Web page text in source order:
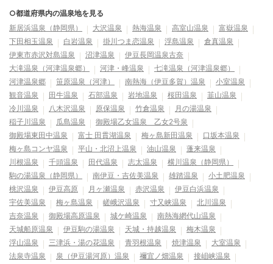
○都道府県内の温泉地を見る
新居浜温泉（静岡県）
大沢温泉 熱海温泉 高室山温泉
富嶽温泉
下田相玉温泉
白岩温泉 掛川つま恋温泉 浮島温泉
倉真温泉
伊東市赤沢対島温泉
沼津温泉
伊豆長岡温泉古奈
大滝温泉（河津温泉郷）
河津・峰温泉
七滝温泉（河津温泉郷）
河津温泉郷
笹原温泉（河津） 南熱海（伊豆多賀）温泉
小室温泉
観音温泉
田牛温泉 石部温泉 岩地温泉 桜田温泉
韮山温泉
冷川温泉
八木沢温泉 原保温泉 竹倉温泉
月の湯温泉
稲子川温泉
瓜島温泉
御殿場乙女温泉 乙女2号泉
御殿場東田中温泉
富士 田貫湖温泉 梅ヶ島新田温泉
口坂本温泉
梅ヶ島コンヤ温泉
平山・北沼上温泉 油山温泉
蓬来温泉
川根温泉
千頭温泉 田代温泉 志太温泉
横川温泉（静岡県）
駒の湯温泉（静岡県）
南伊豆・吉佐美温泉 雄踏温泉
小土肥温泉
桃沢温泉
伊豆高原 月ヶ瀬温泉 赤沢温泉
伊豆白浜温泉
宇佐美温泉
梅ヶ島温泉 嵯峨沢温泉 寸又峡温泉
北川温泉
吉奈温泉
御殿場高原温泉 城ケ崎温泉
南熱海網代山温泉
天城船原温泉
伊豆駒の湯温泉 天城・持越温泉
梅木温泉
浮山温泉
三津浜・湯の花温泉 青羽根温泉 焼津温泉
大室温泉
法泉寺温泉
泉（伊豆湯河原）温泉 禰宜ノ畑温泉
接岨峡温泉